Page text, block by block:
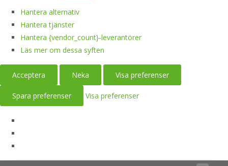
Hantera alternativ
Hantera tjänster
Hantera {vendor_count}-leverantörer
Läs mer om dessa syften
Acceptera Neka Visa preferenser
Spara preferenser Visa preferenser